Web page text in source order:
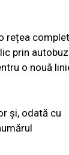
rețea
prin
o nouă
și, odată cu